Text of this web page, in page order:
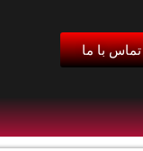
تماس با ما